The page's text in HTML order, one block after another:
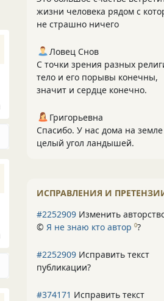
жизни человека рядом с
не страшно ничего
Ловец Снов
С точки зрения разных
тело и его порывы конечны,
значит и сердце конечно.
Григорьевна
Спасибо. У нас дома на
целый угол ландышей.
ИСПРАВЛЕНИЯ И
#2252909 Изменить
© Я не знаю кто автор 0?
#2252909 Исправить текст
публикации?
#374171 Исправить текст